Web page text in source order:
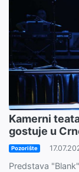
Kamerni
gostuje u
Pozorište
Predstava